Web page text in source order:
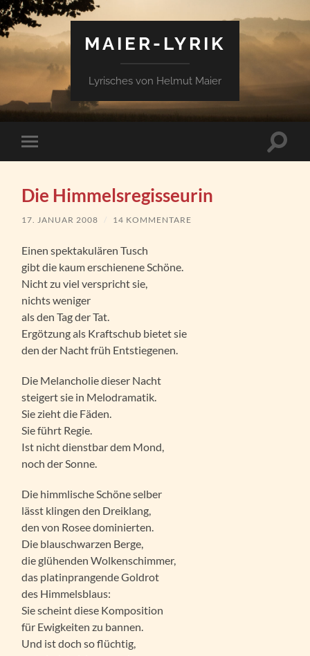
MAIER-LYRIK
Lyrisches von Helmut Maier
Mobile-
Menü
Die Himmelsregisseurin
17. JANUAR 2008 / 14 KOMMENTARE
Einen spektakulären Tusch
gibt die kaum erschienene Schöne.
Nicht zu viel verspricht sie,
nichts weniger
als den Tag der Tat.
Ergötzung als Kraftschub bietet sie
den der Nacht früh Entstiegenen.
Die Melancholie dieser Nacht
steigert sie in Melodramatik.
Sie zieht die Fäden.
Sie führt Regie.
Ist nicht dienstbar dem Mond,
noch der Sonne.
Die himmlische Schöne selber
lässt klingen den Dreiklang,
den von Rosee dominierten.
Die blauschwarzen Berge,
die glühenden Wolkenschimmer,
das platinprangende Goldrot
des Himmelsblaus:
Sie scheint diese Komposition
für Ewigkeiten zu bannen.
Und ist doch so flüchtig,